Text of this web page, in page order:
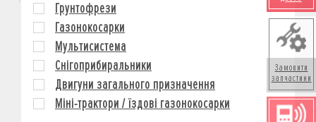
Замовити
запчастини
Грунтофрези
Газонокосарки
Мультисистема
Снігоприбиральники
Двигуни загального призначення
Міні-трактори / їздові газонокосарки